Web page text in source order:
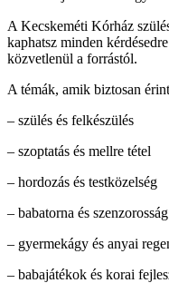
A Kecskeméti Kórház
kaphatsz minden
közvetlenül a forrástól.
A témák, amik biztosan
– szülés és felkészülés
– szoptatás és mellre tétel
– hordozás és testközelség
– babatorna és szenzorosság
– gyermekágy és anyai
– babajátékok és korai